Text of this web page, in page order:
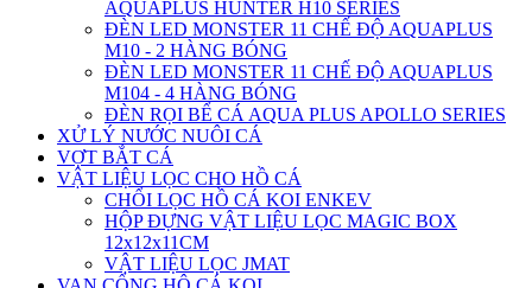
AQUAPLUS HUNTER H10 SERIES
ĐÈN LED MONSTER 11 CHẾ ĐỘ AQUAPLUS
M10 - 2 HÀNG BÓNG
ĐÈN LED MONSTER 11 CHẾ ĐỘ AQUAPLUS
M104 - 4 HÀNG BÓNG
ĐÈN RỌI BỂ CÁ AQUA PLUS APOLLO SERIES
XỬ LÝ NƯỚC NUÔI CÁ
VỢT BẮT CÁ
VẬT LIỆU LỌC CHO HỒ CÁ
CHỔI LỌC HỒ CÁ KOI ENKEV
HỘP ĐỰNG VẬT LIỆU LỌC MAGIC BOX
12x12x11CM
VẬT LIỆU LỌC JMAT